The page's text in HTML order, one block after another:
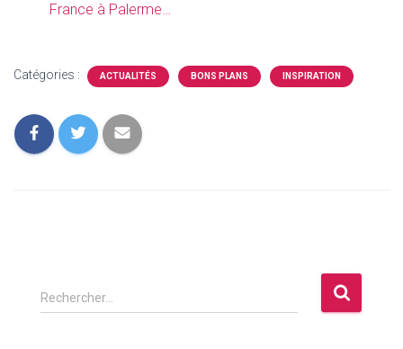
France à Palerme…
Catégories : ACTUALITÉS BONS PLANS INSPIRATION
R
e
Rechercher…